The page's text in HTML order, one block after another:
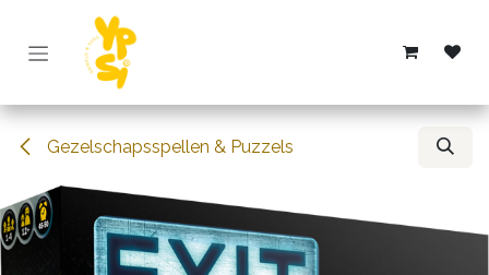
Overslaan naar inhoud
Gezelschapsspellen & Puzzels